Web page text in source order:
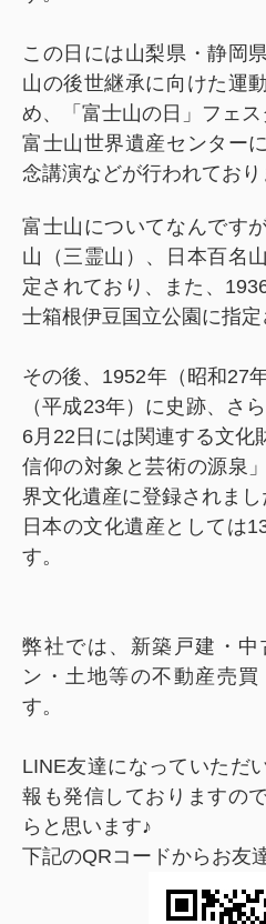
この日には山梨県・静岡
山の後世継承に向けた運
め、「富士山の日」フェス
富士山世界遺産センター
念講演などが行われており
富士山についてなんです
山（三霊山）、日本百名
定されており、また、
士箱根伊豆国立公園に指定
その後、1952年（昭和27
（平成23年）に史跡、さ
6月22日には関連する文化
信仰の対象と芸術の源泉
界文化遺産に登録されまし
日本の文化遺産としては
す。
弊社では、新築戸建・中
ン・土地等の不動産売
す。
LINE友達になっていただ
報も発信しておりますの
らと思います♪
下記のQRコードからお友